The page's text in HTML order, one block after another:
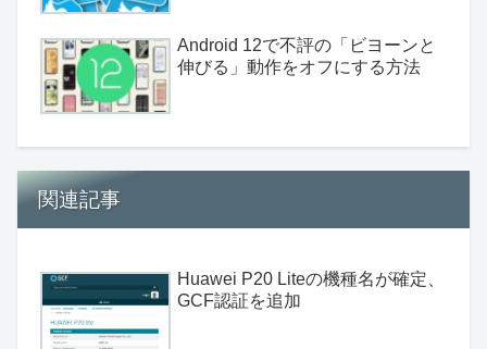
Android 12で不評の「ビヨーンと
伸びる」動作をオフにする方法
関連記事
Huawei P20 Liteの機種名が確定、
GCF認証を追加